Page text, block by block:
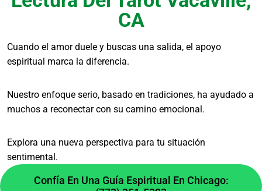
priorizamos la consulta inicial. La prontitud del
caso y de la preparación necesaria de
materiales como sales rituales o talismanes.
de amor uno mismo?
Sin la guía adecuada, puede ser riesgoso.
Algunas prácticas mal dirigidas pueden generar
dependencia o resultados contrarios. La
CA
Cuando el amor duele y buscas una salida, el apoyo
espiritual marca la diferencia.
Nuestro enfoque serio, basado en tradiciones, ha ayudado a
muchos a reconectar con su camino emocional.
Explora una nueva perspectiva para tu situación
sentimental.
Confía En Una Guía Espiritual En Chicago: